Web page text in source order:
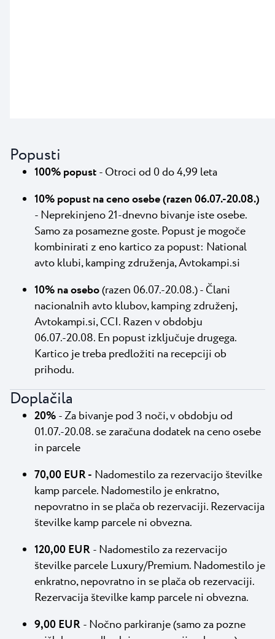
Popusti
100% popust- Otroci od 0 do 4,99 leta
10% popust na ceno osebe (razen 06.07.-20.08.)
- Neprekinjeno 21-dnevno bivanje iste osebe.
Samo za posamezne goste. Popust je mogoče
kombinirati z eno kartico za popust: National
avto klubi, kamping združenja, Avtokampi.si
10% na osebo(razen 06.07.-20.08.) - Člani
nacionalnih avto klubov, kamping združenj,
Avtokampi.si, CCI. Razen v obdobju
06.07.-20.08. En popust izključuje drugega.
Kartico je treba predložiti na recepciji ob
prihodu.
Doplačila
20%- Za bivanje pod 3 noči, v obdobju od
01.07.-20.08. se zaračuna dodatek na ceno osebe
in parcele
70,00 EUR - Nadomestilo za rezervacijo številke
kamp parcele. Nadomestilo je enkratno,
nepovratno in se plača ob rezervaciji. Rezervacija
številke kamp parcele ni obvezna.
120,00 EUR- Nadomestilo za rezervacijo
številke parcele Luxury/Premium. Nadomestilo je
enkratno, nepovratno in se plača ob rezervaciji.
Rezervacija številke kamp parcele ni obvezna.
9,00 EUR- Nočno parkiranje (samo za pozne